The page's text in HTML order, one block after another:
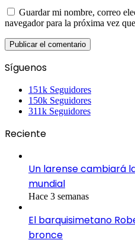
Guardar mi nombre, correo
navegador para la próxima vez
Síguenos
151k Seguidores
150k Seguidores
311k Seguidores
Reciente
Un larense cambiará
mundial
Hace 3 semanas
El barquisimetano
bronce